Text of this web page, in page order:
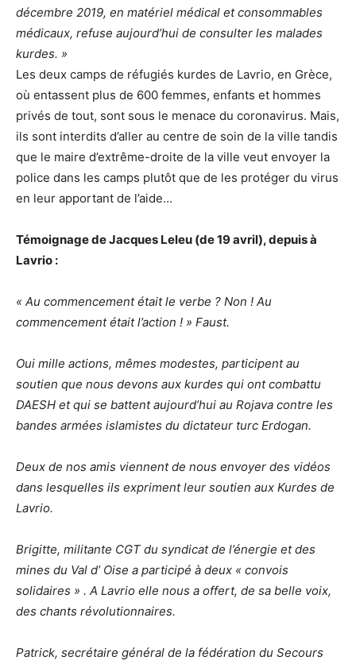
décembre 2019, en matériel médical et consommables
médicaux, refuse aujourd’hui de consulter les malades
kurdes. »
Les deux camps de réfugiés kurdes de Lavrio, en Grèce,
où entassent plus de 600 femmes, enfants et hommes
privés de tout, sont sous le menace du coronavirus. Mais,
ils sont interdits d’aller au centre de soin de la ville tandis
que le maire d’extrême-droite de la ville veut envoyer la
police dans les camps plutôt que de les protéger du virus
en leur apportant de l’aide…
Témoignage de Jacques Leleu (de 19 avril), depuis à
Lavrio :
« Au commencement était le verbe ? Non ! Au
commencement était l’action ! » Faust.
Oui mille actions, mêmes modestes, participent au
soutien que nous devons aux kurdes qui ont combattu
DAESH et qui se battent aujourd’hui au Rojava contre les
bandes armées islamistes du dictateur turc Erdogan.
Deux de nos amis viennent de nous envoyer des vidéos
dans lesquelles ils expriment leur soutien aux Kurdes de
Lavrio.
Brigitte, militante CGT du syndicat de l’énergie et des
mines du Val d’ Oise a participé à deux « convois
solidaires » . A Lavrio elle nous a offert, de sa belle voix,
des chants révolutionnaires.
Patrick, secrétaire général de la fédération du Secours